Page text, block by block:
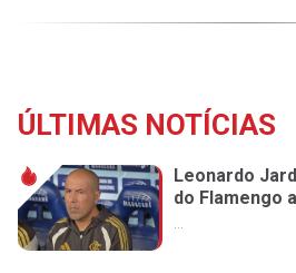
ÚLTIMAS NOTÍCIAS
Leonardo
do Flamengo
...